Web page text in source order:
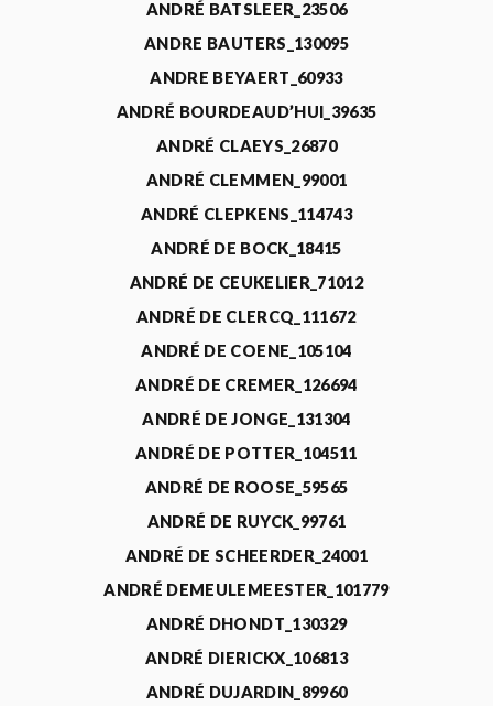
ANDRÉ BATSLEER_23506
ANDRE BAUTERS_130095
ANDRE BEYAERT_60933
ANDRÉ BOURDEAUD’HUI_39635
ANDRÉ CLAEYS_26870
ANDRÉ CLEMMEN_99001
ANDRÉ CLEPKENS_114743
ANDRÉ DE BOCK_18415
ANDRÉ DE CEUKELIER_71012
ANDRÉ DE CLERCQ_111672
ANDRÉ DE COENE_105104
ANDRÉ DE CREMER_126694
ANDRÉ DE JONGE_131304
ANDRÉ DE POTTER_104511
ANDRÉ DE ROOSE_59565
ANDRÉ DE RUYCK_99761
ANDRÉ DE SCHEERDER_24001
ANDRÉ DEMEULEMEESTER_101779
ANDRÉ DHONDT_130329
ANDRÉ DIERICKX_106813
ANDRÉ DUJARDIN_89960